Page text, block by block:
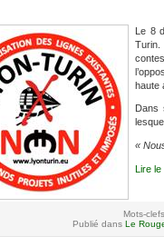
Le 8
Turin.
haute
Dans
«
Lire le
Mots-
Publié dans Le